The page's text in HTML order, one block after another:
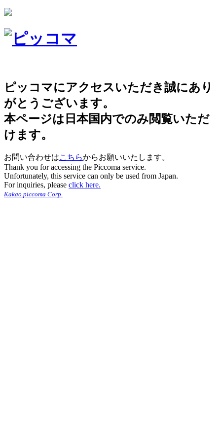
ピッコマにアクセスいただき誠にあり
がとうございます。
本ページは日本国内でのみ閲覧いただ
けます。
お問い合わせはこちらからお願いいたします。
Thank you for accessing the Piccoma service.
Unfortunately, this service can only be used from Japan.
For inquiries, please click here.
Kakao piccoma Corp.